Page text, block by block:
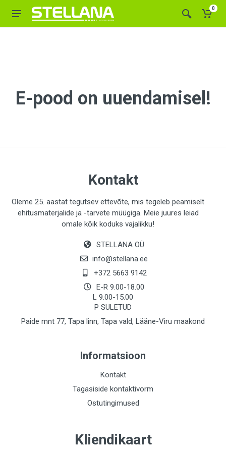
0
E-pood on uuendamisel!
Kontakt
Oleme 25. aastat tegutsev ettevõte, mis tegeleb peamiselt
ehitusmaterjalide ja -tarvete müügiga. Meie juures leiad
omale kõik koduks vajalikku!
STELLANA OÜ
info@stellana.ee
+372 5663 9142
E-R 9.00-18.00
L 9.00-15.00
P SULETUD
Paide mnt 77, Tapa linn, Tapa vald, Lääne-Viru maakond
Informatsioon
Kontakt
Tagasiside kontaktivorm
Ostutingimused
Kliendikaart